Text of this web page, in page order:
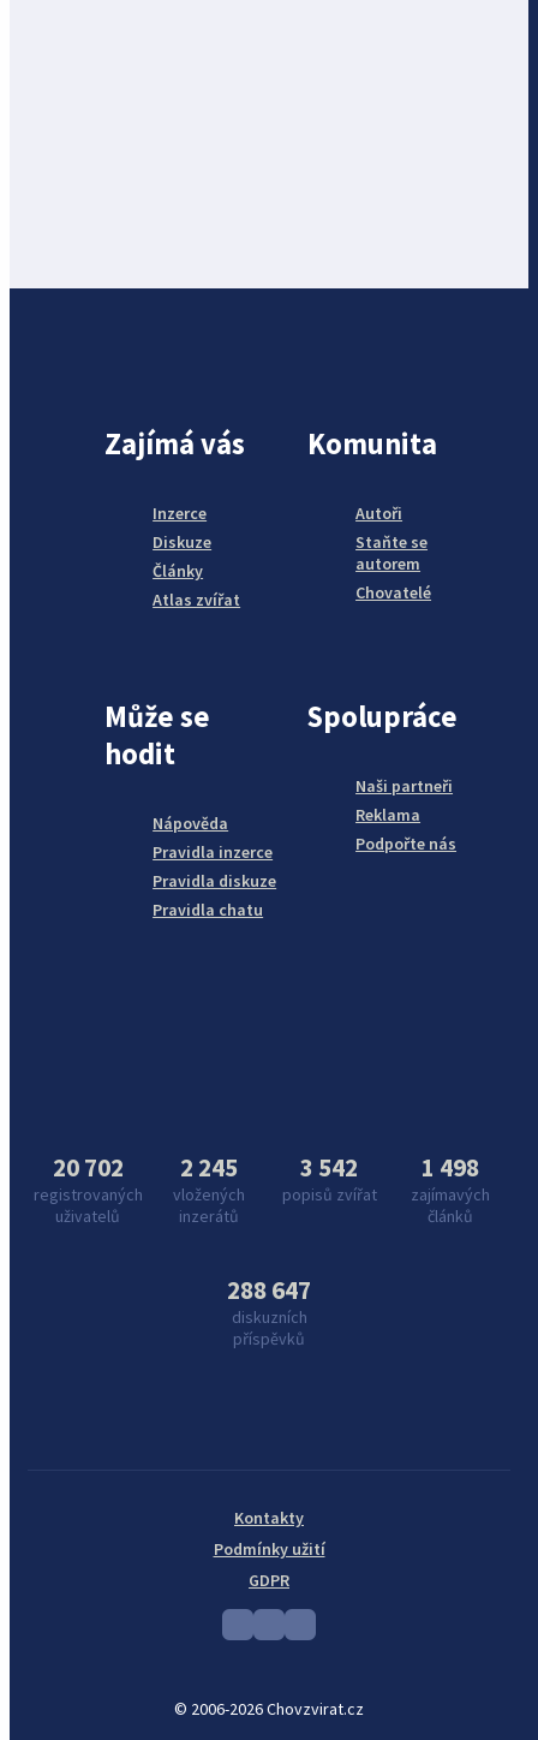
Zajímá vás
Inzerce
Diskuze
Články
Atlas zvířat
Komunita
Autoři
Staňte se
autorem
Chovatelé
Může se
hodit
Nápověda
Pravidla inzerce
Pravidla diskuze
Pravidla chatu
Spolupráce
Naši partneři
Reklama
Podpořte nás
20 702
registrovaných
uživatelů
2 245
vložených
inzerátů
3 542
popisů zvířat
1 498
zajímavých
článků
288 647
diskuzních
příspěvků
© 2006-2026 Chovzvirat.cz
Kontakty
Podmínky užití
GDPR